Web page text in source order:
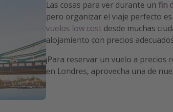
Las cosas para ver durante un fin
pero organizar el viaje perfecto
vuelos low cost desde muchas
alojamiento con precios
¡Para reservar un vuelo a precios
en Londres, aprovecha una de